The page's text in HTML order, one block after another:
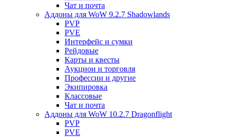
Чат и почта
Аддоны для WoW 9.2.7 Shadowlands
PVP
PVE
Интерфейс и сумки
Рейдовые
Карты и квесты
Аукцион и торговля
Профессии и другие
Экипировка
Классовые
Чат и почта
Аддоны для WoW 10.2.7 Dragonflight
PVP
PVE